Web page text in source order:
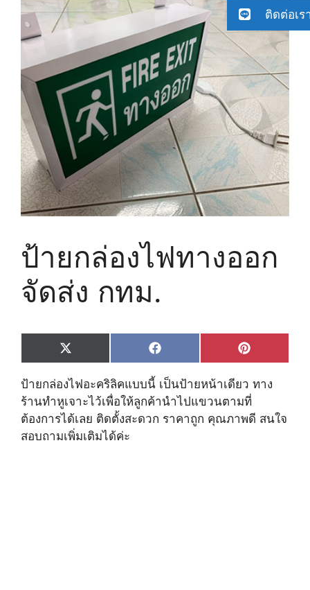
ป้ายกล่องไฟทางออก
จัดส่ง กทม.
Share
on
X
(
T
w
i
t
t
e
Share
on
F
a
c
e
b
o
Share
on
P
i
e
r
e
ป้ายกล่องไฟอะคริลิคแบบนี้ เป็นป้ายหน้าเดียว ทาง
ร้านทำหูเจาะไว้เพื่อให้ลูกค้านำไปแขวนตามที่
ต้องการได้เลย ติดตั้งสะดวก ราคาถูก คุณภาพดี สนใจ
สอบถามเพิ่มเติมได้ค่ะ
ติดต่อเร